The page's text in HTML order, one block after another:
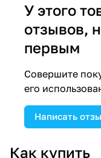
У этого
отзывов,
первым
Совершите
его
Написать
Как купить